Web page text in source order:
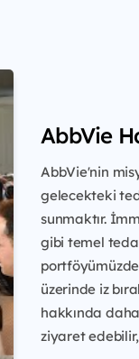
AbbVie
AbbVie'nin
gelecekteki
sunmaktır.
gibi temel
üzerinde iz
hakkında
ziyaret